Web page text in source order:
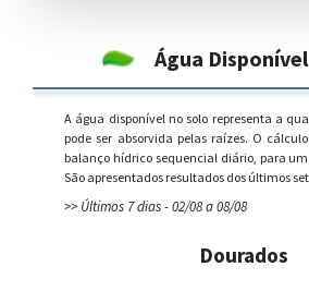
Água
A água disponível no solo representa a
pode ser absorvida pelas raízes. O
balanço hídrico sequencial diário, para um
São apresentados resultados dos últimos
>> Últimos 7 dias - 02/08 a 08/08
Dourados